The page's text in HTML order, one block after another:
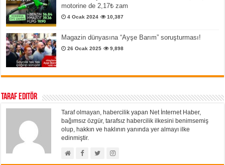
motorine de 2,17₺ zam
4 Ocak 2024 10,387
Magazin dünyasına “Ayşe Barım” soruşturması!
26 Ocak 2025 9,898
Taraf Editör
Taraf olmayan, habercilik yapan Net İnternet Haber,
bağımsız özgür, tarafsız habercilik ilkesini benimsemiş
olup, hakkın ve haklının yanında yer almayı ilke
edinmiştir.